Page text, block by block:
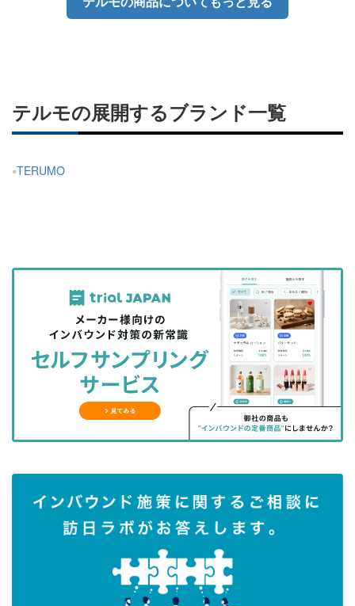
テルモの展開するブランド一覧
TERUMO